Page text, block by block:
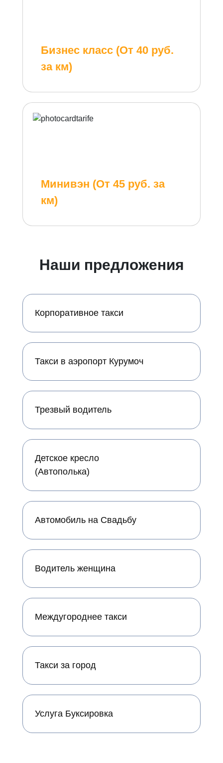
Бизнес класс (От 40 руб.
за км)
Минивэн (От 45 руб. за
км)
Наши предложения
Корпоративное такси
Такси в аэропорт Курумоч
Трезвый водитель
Детское кресло
(Автополька)
Автомобиль на Свадьбу
Водитель женщина
Междугороднее такси
Такси за город
Услуга Буксировка